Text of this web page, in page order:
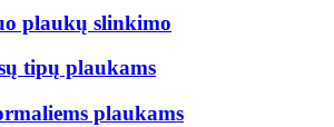
plaukų slinkimo
tipų plaukams
plaukams